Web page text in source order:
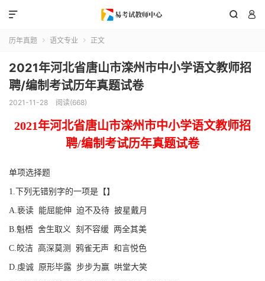
 

历年真题  语文专业  正文
2021年河北省唐山市滦州市中小学语文教师招
聘/编制考试历年真题试卷
2021-11-28 阅读(668)
2021年河北省唐山市滦州市中小学语文教师招
聘/编制考试历年真题试卷
单项选择题
1.下列无错别字的一项是【】
A.亵读 能屈能伸 迫不及待 披星戴月
B.魁梧 舍生取义 刻不容缓 两全其美
C.皎洁 高深莫测 鸦雀无声 和言悦色
D.虔诚 原形毕露 步步为赢 哄堂大笑